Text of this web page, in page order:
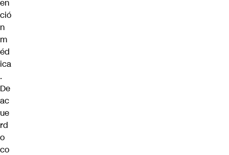
en
ció
n
m
éd
ica
.
De
ac
ue
rd
o
co